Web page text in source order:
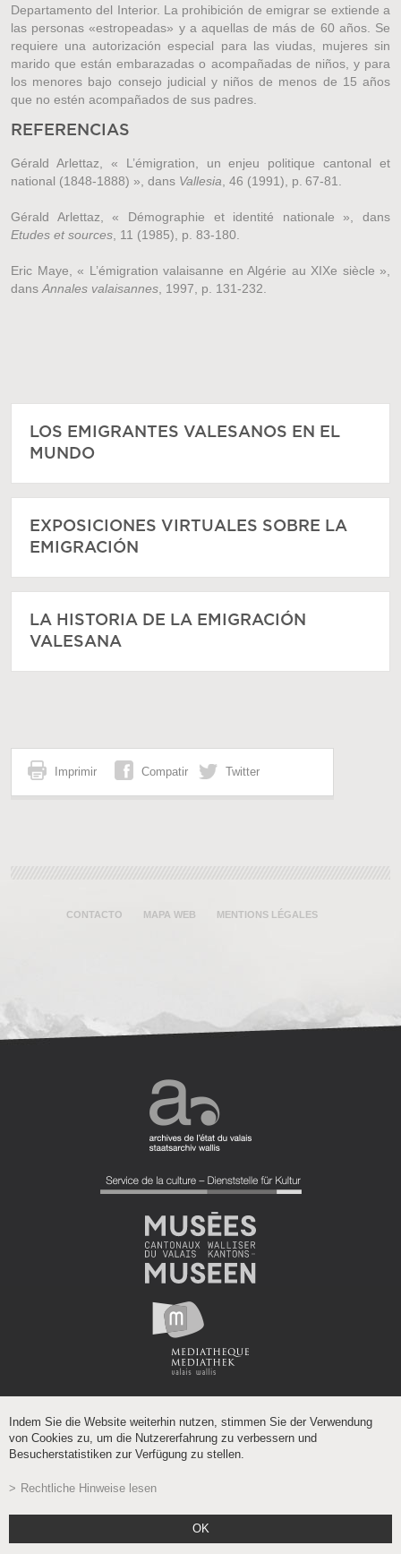
Departamento del Interior. La prohibición de emigrar se extiende a
las personas «estropeadas» y a aquellas de más de 60 años. Se
requiere una autorización especial para las viudas, mujeres sin
marido que están embarazadas o acompañadas de niños, y para
los menores bajo consejo judicial y niños de menos de 15 años
que no estén acompañados de sus padres.
REFERENCIAS
Gérald Arlettaz, « L’émigration, un enjeu politique cantonal et
national (1848-1888) », dans Vallesia , 46 (1991), p. 67-81.
Gérald Arlettaz, « Démographie et identité nationale », dans
Etudes et sources , 11 (1985), p. 83-180.
Eric Maye, « L’émigration valaisanne en Algérie au XIXe siècle »,
dans Annales valaisannes , 1997, p. 131-232.
LOS EMIGRANTES VALESANOS EN EL
MUNDO
EXPOSICIONES VIRTUALES SOBRE LA
EMIGRACIÓN
LA HISTORIA DE LA EMIGRACIÓN
VALESANA
Imprimir Compatir Twitter
CONTACTO MAPA WEB MENTIONS LÉGALES
Powered by /boomerang
- Gehostet auf dem wissenschaftlichen Netzwerk WallisVSnet
Indem Sie die Website weiterhin nutzen, stimmen Sie der Verwendung
von Cookies zu, um die Nutzererfahrung zu verbessern und
Besucherstatistiken zur Verfügung zu stellen.
Rechtliche Hinweise lesen
OK